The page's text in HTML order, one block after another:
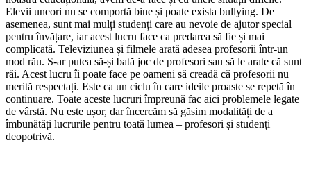
Elevii uneori nu se comportă bine și poate exista bullying. De
asemenea, sunt mai mulți studenți care au nevoie de ajutor special
pentru învățare, iar acest lucru face ca predarea să fie și mai
complicată. Televiziunea și filmele arată adesea profesorii într-un
mod rău. S-ar putea să-și bată joc de profesori sau să le arate că sunt
răi. Acest lucru îi poate face pe oameni să creadă că profesorii nu
merită respectați. Este ca un ciclu în care ideile proaste se repetă în
continuare. Toate aceste lucruri împreună fac aici problemele legate
de vârstă. Nu este ușor, dar încercăm să găsim modalități de a
îmbunătăți lucrurile pentru toată lumea – profesori și studenți
deopotrivă.